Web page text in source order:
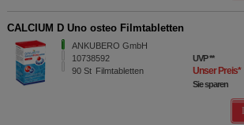
CALCIUM D Uno osteo Filmtabletten
ANKUBERO GmbH
10738592
90 St Filmtabletten
UVP**
Unser Preis*
Sie sparen